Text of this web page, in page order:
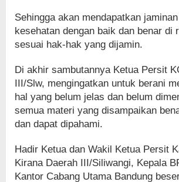
Sehingga akan mendapatkan
kesehatan dengan baik dan benar di
sesuai hak-hak yang dijamin.
Di akhir sambutannya Ketua Persit
III/Slw, mengingatkan untuk berani
hal yang belum jelas dan belum
semua materi yang disampaikan
dan dapat dipahami.
Hadir Ketua dan Wakil Ketua Persit
Kirana Daerah III/Siliwangi, Kepala
Kantor Cabang Utama Bandung